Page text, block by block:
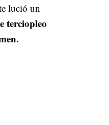
lució un
terciopleo